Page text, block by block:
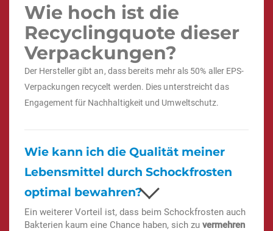
Wie hoch ist die
Recyclingquote dieser
Verpackungen?
Der Hersteller gibt an, dass bereits mehr als 50% aller EPS-
Verpackungen recycelt werden. Dies unterstreicht das
Engagement für Nachhaltigkeit und Umweltschutz.
Wie kann ich die Qualität meiner
Lebensmittel durch Schockfrosten
optimal bewahren?
Ein weiterer Vorteil ist, dass beim Schockfrosten auch
Bakterien kaum eine Chance haben, sich zu vermehren